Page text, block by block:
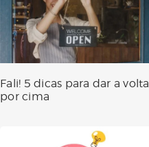
Fali! 5 dicas para dar a volta
por cima